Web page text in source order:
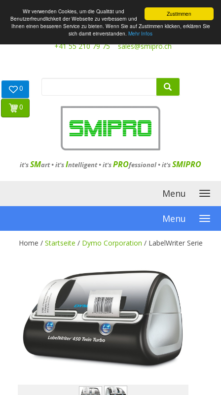
Zustimmen
Wir verwenden Cookies, um die Qualität und
Benutzerfreundlichkeit der Webseite zu verbessern und
Ihnen einen besseren Service zu bieten. Wenn Sie auf Zustimmen klicken, erklären Sie
sich damit einverstanden. Mehr Infos
+41 55 210 79 75 sales@smipro.ch
it'sSMart •it'sIntelligent•it'sPROfessional •it'sSMIPRO
0
0
Menu
Menu
Home / Startseite / Dymo Corporation / LabelWriter Serie